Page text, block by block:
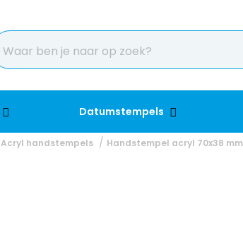
Datumstempels
Acryl handstempels Handstempel acryl 70x38 mm